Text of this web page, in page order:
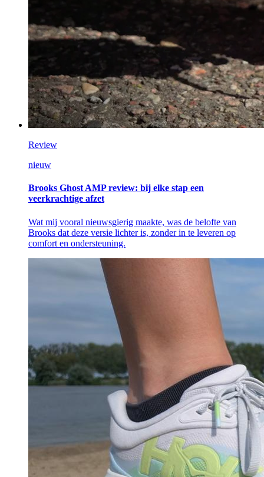
Review
nieuw
Brooks Ghost AMP review: bij elke stap een
veerkrachtige afzet
Wat mij vooral nieuwsgierig maakte, was de belofte van
Brooks dat deze versie lichter is, zonder in te leveren op
comfort en ondersteuning.